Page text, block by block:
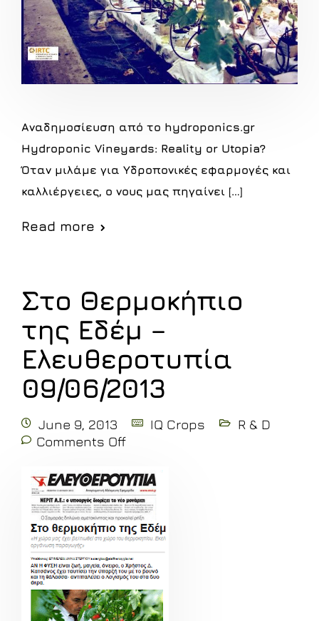
Αναδημοσίευση από το hydroponics.gr
Hydroponic Vineyards: Reality or Utopia?
Όταν μιλάμε για Υδροπονικές εφαρμογές και
καλλιέργειες, ο νους μας πηγαίνει […]
Read more
Στο Θερμοκήπιο
της Εδέμ –
Ελευθεροτυπία
09/06/2013
June 9, 2013 IQ Crops
R & D
Comments Off